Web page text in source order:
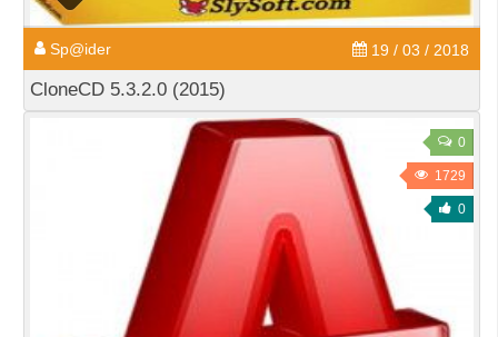
Sp@ider 19 / 03 / 2018
CloneCD 5.3.2.0 (2015)
0
1729
0